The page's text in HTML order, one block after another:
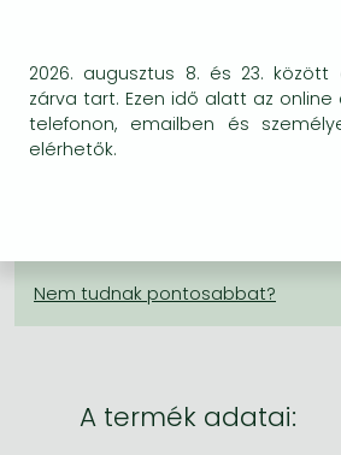
One-Punch Man manga
BESZEREZHETŐSÉG
Bizonytalan a beszerezhetőség.
egyszer keresni szerzővel és
A termék adatai:
2026. augusztus 8. és 23. között
zárva tart. Ezen idő alatt az online
telefonon, emailben és
elérhetők.